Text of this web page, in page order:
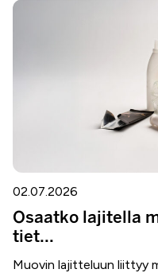
02.07.2026
Osaatko lajitella
tiet...
Muovin lajitteluun liittyy